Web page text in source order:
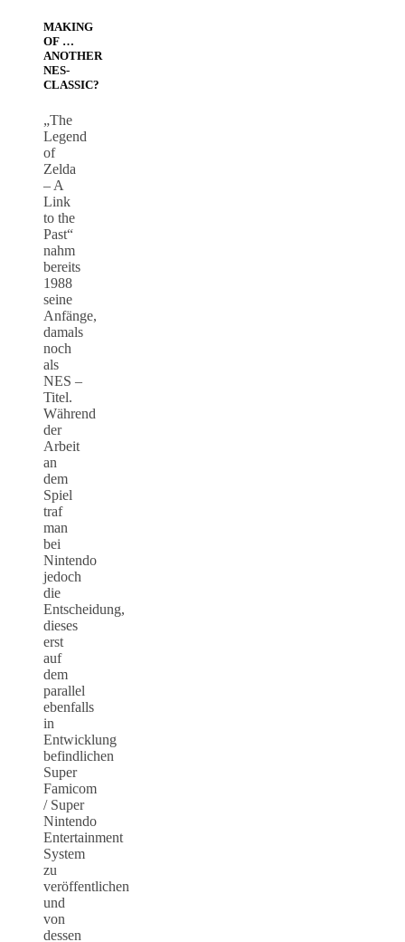
MAKING
OF …
ANOTHER
NES-
CLASSIC?
„The
Legend
of
Zelda
– A
Link
to the
Past“
nahm
bereits
1988
seine
Anfänge,
damals
noch
als
NES –
Titel.
Während
der
Arbeit
an
dem
Spiel
traf
man
bei
Nintendo
jedoch
die
Entscheidung,
dieses
erst
auf
dem
parallel
ebenfalls
in
Entwicklung
befindlichen
Super
Famicom
/ Super
Nintendo
Entertainment
System
zu
veröffentlichen
und
von
dessen